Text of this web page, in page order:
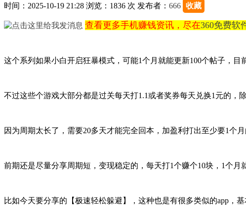
时间：2025-10-19 21:28 浏览：1836 次 发布者： 666 收藏
查看更多手机赚钱资讯，尽在360免费软
这个系列如果小白开启狂暴模式，可能1个月就能更新100个帖子，目
不过这些个游戏大部分都是过关每天打1.1或者奖券每天兑换1元的，
因为周期太长了，需要20多天才能完全回本，加盈利打出至少要1个
前期还是尽量分享周期短，变现稳定的，每天打1个赚个10块，1个月
比如今天要分享的【极速轻松躲避 】，这种也是有很多类似的app，